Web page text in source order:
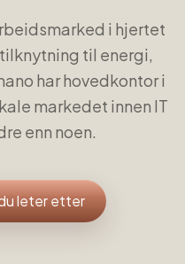
i hjertet
til energi,
har hovedkontor i
markedet innen IT
enn noen.
leter etter